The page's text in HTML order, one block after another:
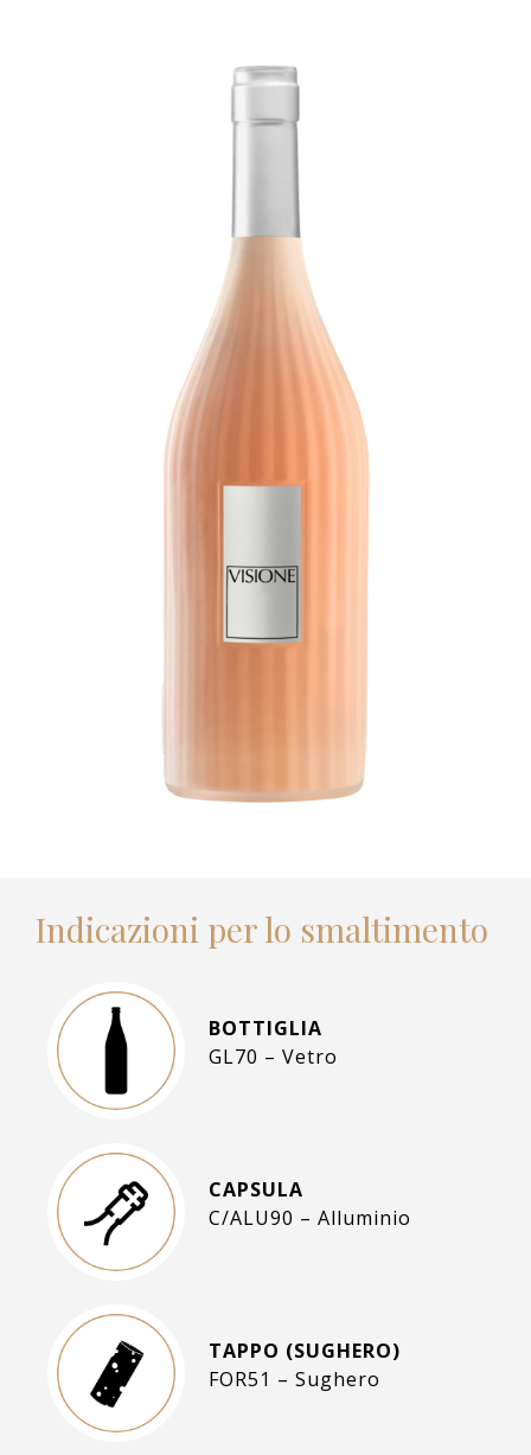
Indicazioni per lo smaltimento
BOTTIGLIA
GL70 – Vetro
CAPSULA
C/ALU90 – Alluminio
TAPPO (SUGHERO)
FOR51 – Sughero